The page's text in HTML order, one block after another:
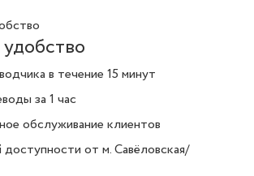
в течение 15 минут
за 1 час
обслуживание клиентов
от м. Савёловская/